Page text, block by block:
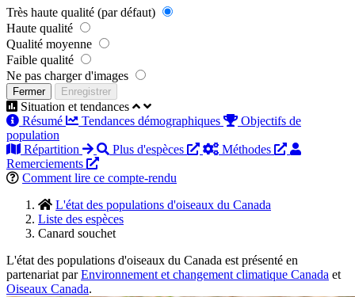
Très haute qualité (par défaut)
Haute qualité
Qualité moyenne
Faible qualité
Ne pas charger d'images
Fermer Enregistrer
Situation et tendances
Résumé
Tendances démographiques
Objectifs de
population
Répartition
Plus d'espèces
Méthodes
Remerciements
Comment lire ce compte-rendu
L'état des populations d'oiseaux du Canada
Liste des espèces
Canard souchet
L'état des populations d'oiseaux du Canada est présenté en
partenariat parEnvironnement et changement climatique Canada et
Oiseaux Canada.